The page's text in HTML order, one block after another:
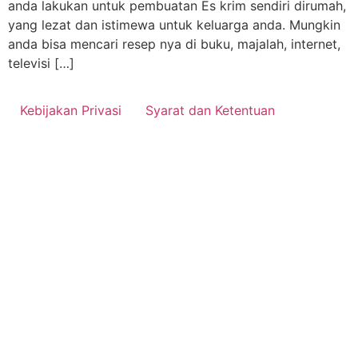
anda lakukan untuk pembuatan Es krim sendiri dirumah,
yang lezat dan istimewa untuk keluarga anda. Mungkin
anda bisa mencari resep nya di buku, majalah, internet,
televisi […]
Kebijakan Privasi Syarat dan Ketentuan